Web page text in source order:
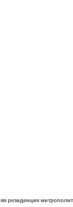
резиденция